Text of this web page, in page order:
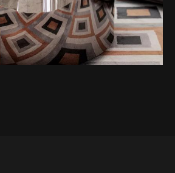
EVA
MOBİLYA